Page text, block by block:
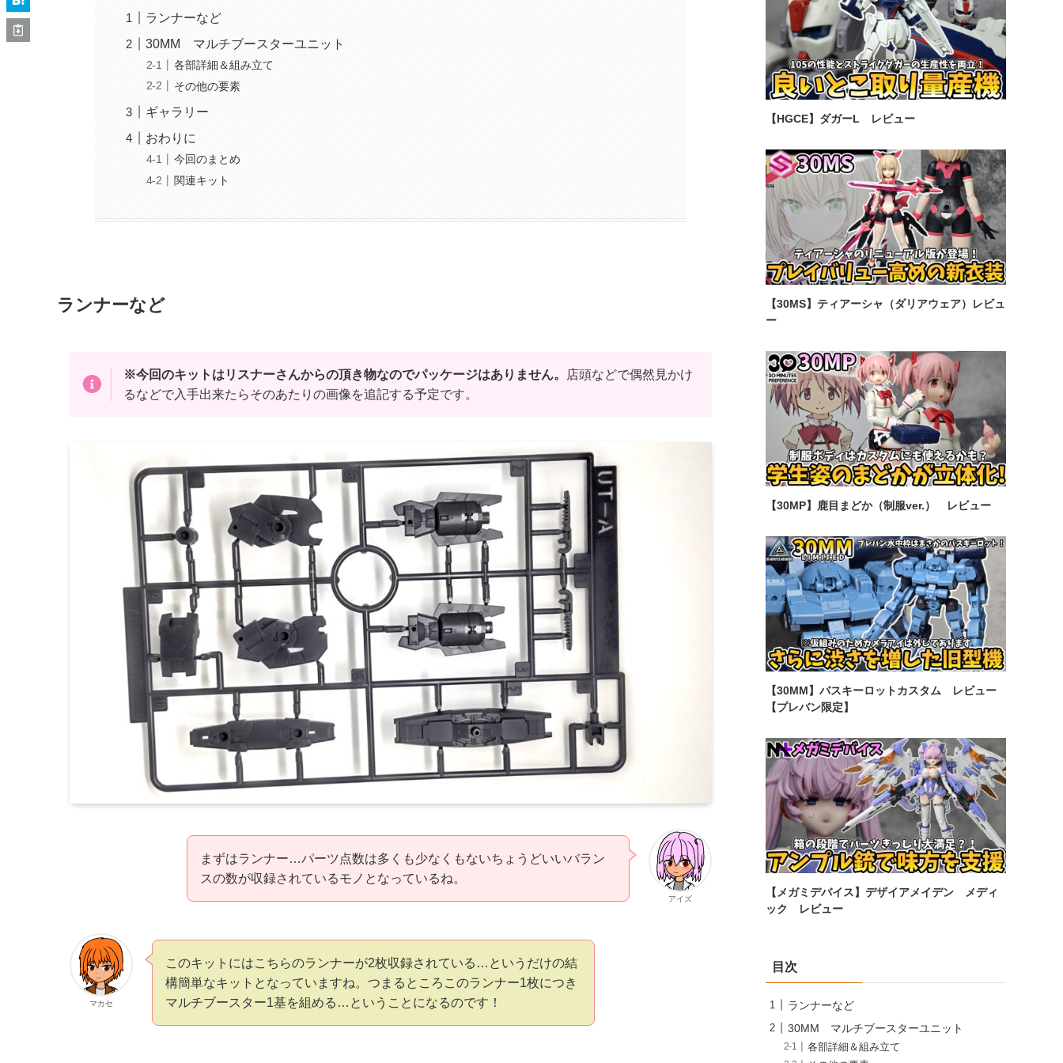
ランナーなど
30MM マルチブースターユニット
各部詳細＆組み立て
その他の要素
ギャラリー
おわりに
今回のまとめ
関連キット
ランナーなど
※今回のキットはリスナーさんからの頂き物なのでパッケージはありません。
店頭などで偶然見かけ
るなどで入手出来たらそのあたりの画像を追記する予定です。
アイズ
まずはランナー…パーツ点数は多くも少なくもないちょうどいいバラン
スの数が収録されているモノとなっているね。
マカセ
このキットにはこちらのランナーが2枚収録されている…というだけの結
構簡単なキットとなっていますね。つまるところこのランナー1枚につき
マルチブースター1基を組める…ということになるのです！
【HGCE】ダガーL レビュー
【30MS】ティアーシャ（ダリアウェア）レビュ
ー
【30MP】鹿目まどか（制服ver.） レビュー
【30MM】バスキーロットカスタム レビュー
【プレバン限定】
【メガミデバイス】デザイアメイデン メディ
ック レビュー
目次
ランナーなど
30MM マルチブースターユニット
各部詳細＆組み立て